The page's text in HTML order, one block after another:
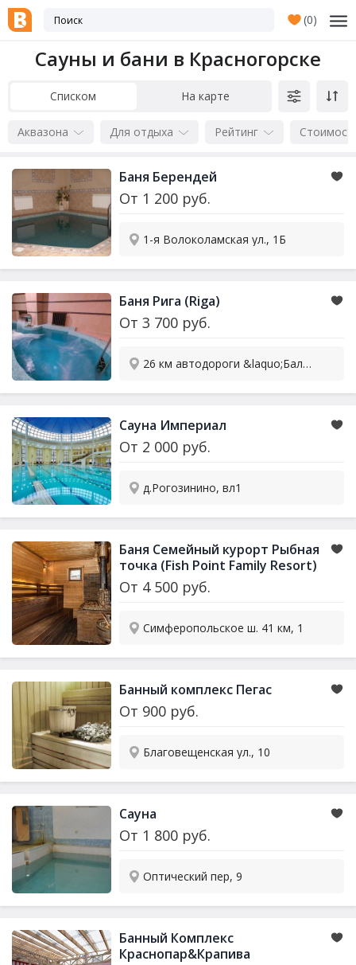
(0)
Сауны и бани в Красногорске
Списком На карте
Аквазона Для отдыха Рейтинг
Баня Берендей
От 1 200 руб.
1-я Волоколамская ул., 1Б
Баня Рига (Riga)
От3 700 руб.
26 км автодороги &laquo;Балтия&raquo;, бизнес центр &laquo;РигаЛенд&raquo;, блок &laquo;А&raquo;
Сауна Империал
От 2 000 руб.
д.Рогозинино, вл1
Баня Семейный курорт Рыбная
точка (Fish Point Family Resort)
От 4 500 руб.
Симферопольское ш. 41 км, 1
Банный комплекс Пегас
От 900 руб.
Благовещенская ул., 10
Сауна
От 1 800 руб.
Оптический пер, 9
Банный Комплекс
Краснопар&Крапива